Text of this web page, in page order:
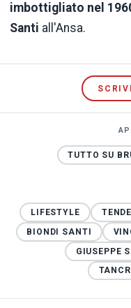
imbottigliato nel
Santi all'Ansa.
TUTTO SU
LIFESTYLE
BIONDI SANTI
GIUSEPPE